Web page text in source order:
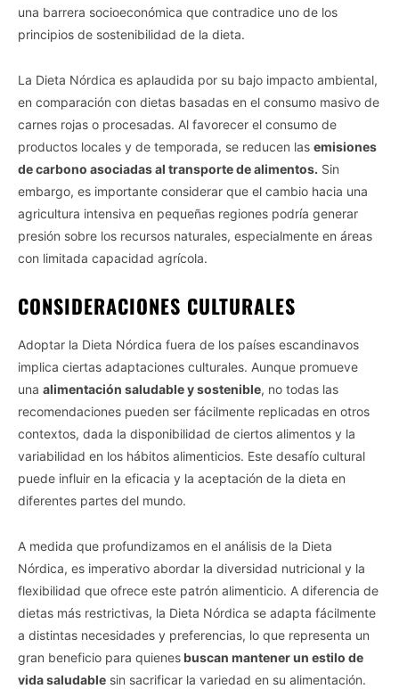
una barrera socioeconómica que contradice uno de los
principios de sostenibilidad de la dieta.
La Dieta Nórdica es aplaudida por su bajo impacto ambiental,
en comparación con dietas basadas en el consumo masivo de
carnes rojas o procesadas. Al favorecer el consumo de
productos locales y de temporada, se reducen las emisiones
de carbono asociadas al transporte de alimentos. Sin
embargo, es importante considerar que el cambio hacia una
agricultura intensiva en pequeñas regiones podría generar
presión sobre los recursos naturales, especialmente en áreas
con limitada capacidad agrícola.
CONSIDERACIONES CULTURALES
Adoptar la Dieta Nórdica fuera de los países escandinavos
implica ciertas adaptaciones culturales. Aunque promueve
una alimentación saludable y sostenible, no todas las
recomendaciones pueden ser fácilmente replicadas en otros
contextos, dada la disponibilidad de ciertos alimentos y la
variabilidad en los hábitos alimenticios. Este desafío cultural
puede influir en la eficacia y la aceptación de la dieta en
diferentes partes del mundo.
A medida que profundizamos en el análisis de la Dieta
Nórdica, es imperativo abordar la diversidad nutricional y la
flexibilidad que ofrece este patrón alimenticio. A diferencia de
dietas más restrictivas, la Dieta Nórdica se adapta fácilmente
a distintas necesidades y preferencias, lo que representa un
gran beneficio para quienes buscan mantener un estilo de
vida saludable sin sacrificar la variedad en su alimentación.